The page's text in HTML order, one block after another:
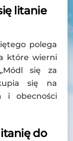
litanie
polega
które wierni
się za
się na
i obecności
do